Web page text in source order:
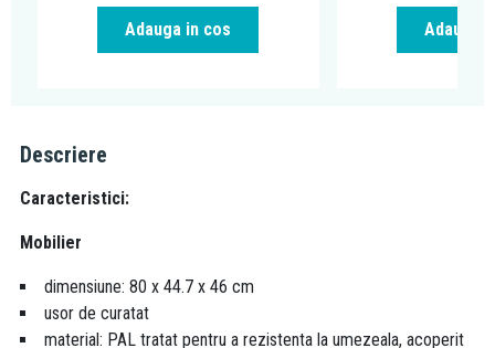
Adauga in cos Adauga
Descriere
Caracteristici:
Mobilier
dimensiune: 80 x 44.7 x 46 cm
usor de curatat
material: PAL tratat pentru a rezistenta la umezeala, acoperit